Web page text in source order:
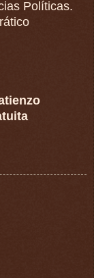
Políticas.